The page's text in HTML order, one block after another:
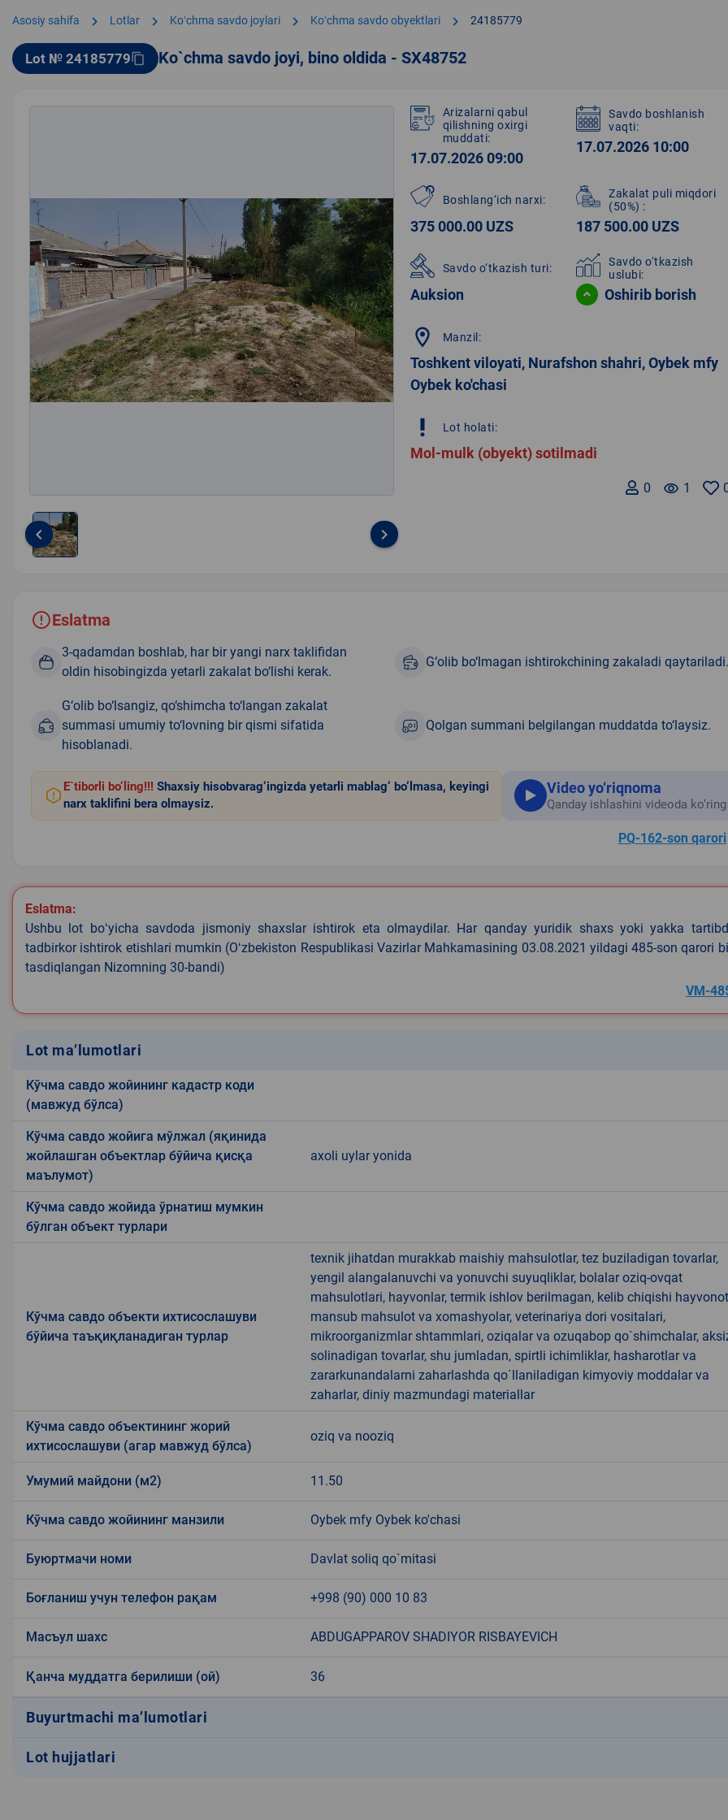
Asosiy sahifa chevron_right Lotlar chevron_right Koʻchma savdo joylari chevron_right Koʻchma savdo obyektlari chevron_right 24185779
Lot № 24185779content_copy Ko`chma savdo joyi, bino oldida - SX48752
1
keyboard_arrow_left keyboard_arrow_right
Arizalarni qabul
qilishning oxirgi
muddati:
17.07.2026 09:00
Savdo boshlanish
vaqti:
17.07.2026 10:00
Boshlang‘ich narxi:
375 000.00 UZS
Zakalat puli miqdori
(50%) :
187 500.00 UZS
Savdo o‘tkazish turi:
Auksion
Savdo o‘tkazish
uslubi:
Oshirib borish
location_on Manzil:
Toshkent viloyati, Nurafshon shahri, Oybek mfy
Oybek ko'chasi
priority_high Lot holati:
Mol-mulk (obyekt) sotilmadi
remove_red_eye 1
0
Eslatma
3-qadamdan boshlab, har bir yangi narx taklifidan
oldin hisobingizda yetarli zakalat bo‘lishi kerak.
G‘olib bo‘lmagan ishtirokchining zakaladi qaytariladi.
G‘olib bo‘lsangiz, qo‘shimcha to‘langan zakalat
summasi umumiy to‘lovning bir qismi sifatida
hisoblanadi.
Qolgan summani belgilangan muddatda to‘laysiz.
E`tiborli bo‘ling!!! Shaxsiy hisobvarag‘ingizda yetarli mablag‘ bo‘lmasa, keyingi
narx taklifini bera olmaysiz.
Video yo‘riqnoma
Qanday ishlashini videoda ko‘ring
PQ-162-son qarori
Eslatma:
Ushbu lot boʻyicha savdoda jismoniy shaxslar ishtirok eta olmaydilar. Har qanday yuridik shaxs yoki yakka
tadbirkor ishtirok etishlari mumkin (Oʻzbekiston Respublikasi Vazirlar Mahkamasining 03.08.2021 yildagi 485-son qarori
tasdiqlangan Nizomning 30-bandi)
VM-
Lot ma’lumotlari
Кўчма савдо жойининг кадастр коди
(мавжуд бўлса)
Кўчма савдо жойига мўлжал (яқинида
жойлашган объектлар бўйича қисқа
маълумот)
axoli uylar yonida
Кўчма савдо жойида ўрнатиш мумкин
бўлган объект турлари
Кўчма савдо объекти ихтисослашуви
бўйича таъқиқланадиган турлар
texnik jihatdan murakkab maishiy mahsulotlar, tez buziladigan tovarlar,
yengil alangalanuvchi va yonuvchi suyuqliklar, bolalar oziq-ovqat
mahsulotlari, hayvonlar, termik ishlov berilmagan, kelib chiqishi
mansub mahsulot va xomashyolar, veterinariya dori vositalari,
mikroorganizmlar shtammlari, oziqalar va ozuqabop qo`shimchalar,
solinadigan tovarlar, shu jumladan, spirtli ichimliklar, hasharotlar va
zararkunandalarni zaharlashda qo`llaniladigan kimyoviy moddalar va
zaharlar, diniy mazmundagi materiallar
Кўчма савдо объектининг жорий
ихтисослашуви (агар мавжуд бўлса)
oziq va nooziq
Умумий майдони (м2) 11.50
Кўчма савдо жойининг манзили Oybek mfy Oybek ko'chasi
Буюртмачи номи Davlat soliq qo`mitasi
Боғланиш учун телефон рақам +998 (90) 000 10 83
Масъул шахс ABDUGAPPAROV SHADIYOR RISBAYEVICH
Қанча муддатга берилиши (ой) 36
Buyurtmachi ma’lumotlari
Lot hujjatlari